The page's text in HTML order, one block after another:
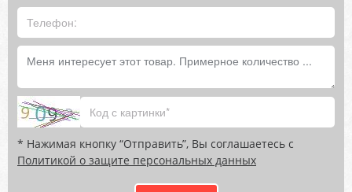
* Нажимая кнопку “Отправить”, Вы соглашаетесь с
Политикой о защите персональных данных